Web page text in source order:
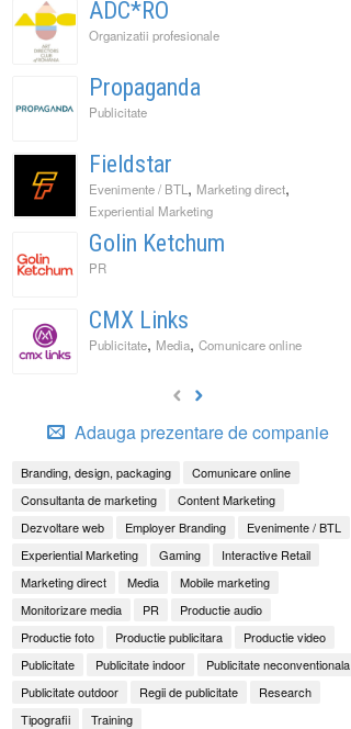
ADC*RO
Organizatii profesionale
Propaganda
Publicitate
Fieldstar
Evenimente / BTL , Marketing direct,
Experiential Marketing
Golin Ketchum
PR
CMX Links
Publicitate, Media, Comunicare online
Adauga prezentare de companie
Branding, design, packaging
Comunicare online
Consultanta de marketing
Content Marketing
Dezvoltare web
Employer Branding
Evenimente / BTL
Experiential Marketing
Gaming
Interactive Retail
Marketing direct
Media
Mobile marketing
Monitorizare media
PR
Productie audio
Productie foto
Productie publicitara
Productie video
Publicitate
Publicitate indoor
Publicitate neconventionala
Publicitate outdoor
Regii de publicitate
Research
Tipografii
Training